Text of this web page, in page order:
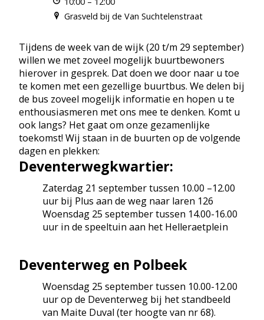
b
e
r
t
i
t
e
i
t
e
n
d
a
t
a
Grasveld bij de Van Suchtelenstraat
Tijdens de week van de wijk (20 t/m 29 september)
willen we met zoveel mogelijk buurtbewoners
hierover in gesprek. Dat doen we door naar u toe
te komen met een gezellige buurtbus. We delen bij
de bus zoveel mogelijk informatie en hopen u te
enthousiasmeren met ons mee te denken. Komt u
ook langs? Het gaat om onze gezamenlijke
toekomst! Wij staan in de buurten op de volgende
dagen en plekken:
Deventerwegkwartier:
Zaterdag 21 september tussen 10.00 –12.00
uur bij Plus aan de weg naar laren 126
Woensdag 25 september tussen 14.00-16.00
uur in de speeltuin aan het Helleraetplein
Deventerweg en Polbeek
Woensdag 25 september tussen 10.00-12.00
uur op de Deventerweg bij het standbeeld
van Maite Duval (ter hoogte van nr 68).